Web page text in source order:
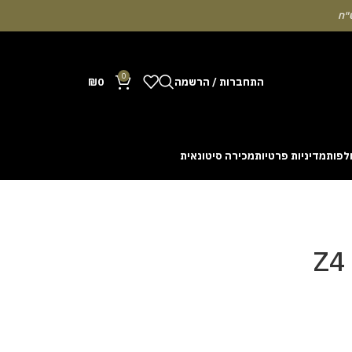
התחברות / הרשמה 0
₪0
מדיניות פרטיותמכירה סיטונאית
cash out before a rising multiplier disappears
with the interface. Some enthusiasts share